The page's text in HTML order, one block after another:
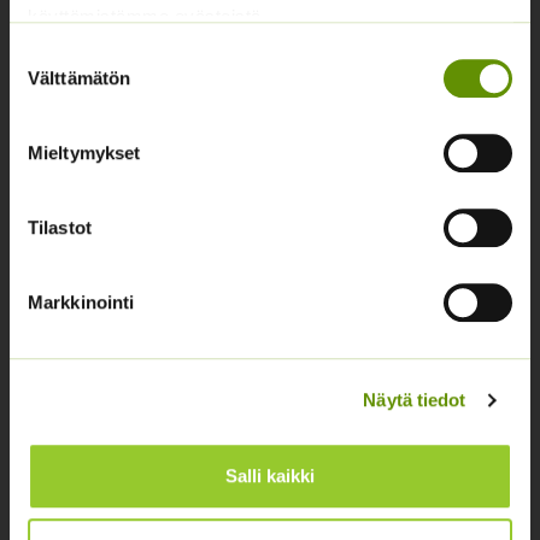
valinta
Välttämätön
Mieltymykset
Tilastot
Markkinointi
Näytä tiedot
Salli kaikki
Kankaanpää.
17.
Kukkasipulit
Marjat ja mansikat